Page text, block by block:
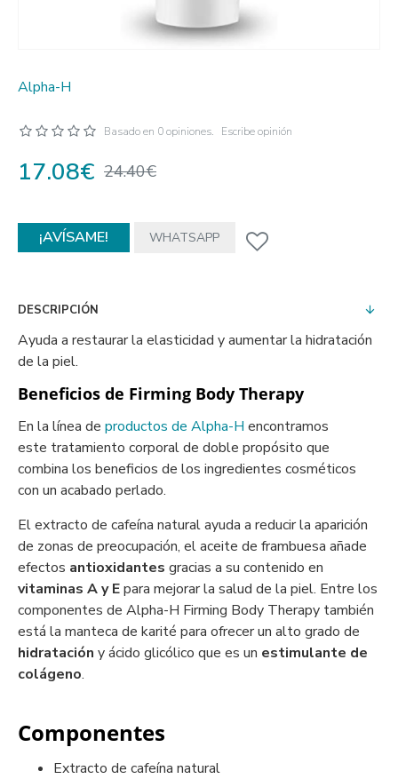
Alpha-H
Basado en 0 opiniones. Escribe opinión
17.08€ 24.40€
¡AVÍSAME! WHATSAPP
DESCRIPCIÓN
Ayuda a restaurar la elasticidad y aumentar la hidratación
de la piel.
Beneficios de Firming Body Therapy
En la línea de productos de Alpha-H encontramos
este tratamiento corporal de doble propósito que
combina los beneficios de los ingredientes cosméticos
con un acabado perlado.
El extracto de cafeína natural ayuda a reducir la aparición
de zonas de preocupación, el aceite de frambuesa añade
efectos antioxidantes gracias a su contenido en
vitaminas A y Epara mejorar la salud de la piel. Entre los
componentes de Alpha-H Firming Body Therapy también
está la manteca de karité para ofrecer un alto grado de
hidratación y ácido glicólico que es un estimulante de
colágeno.
Componentes
Extracto de cafeína natural